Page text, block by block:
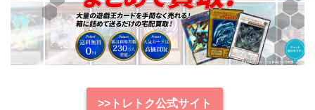
>>トレトク公式サイト